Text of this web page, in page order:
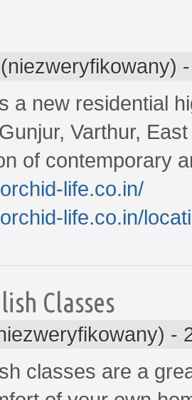
a new residential
Varthur,
of contemporary
life.co.in/
life.co.in/
Classes
-
classes are a